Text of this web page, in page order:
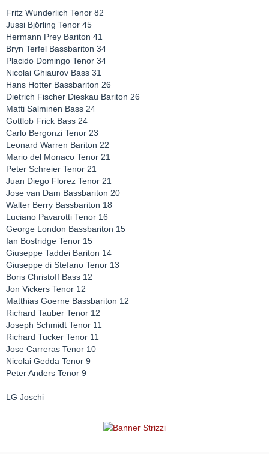
Fritz Wunderlich Tenor 82
Jussi Björling Tenor 45
Hermann Prey Bariton 41
Bryn Terfel Bassbariton 34
Placido Domingo Tenor 34
Nicolai Ghiaurov Bass 31
Hans Hotter Bassbariton 26
Dietrich Fischer Dieskau Bariton 26
Matti Salminen Bass 24
Gottlob Frick Bass 24
Carlo Bergonzi Tenor 23
Leonard Warren Bariton 22
Mario del Monaco Tenor 21
Peter Schreier Tenor 21
Juan Diego Florez Tenor 21
Jose van Dam Bassbariton 20
Walter Berry Bassbariton 18
Luciano Pavarotti Tenor 16
George London Bassbariton 15
Ian Bostridge Tenor 15
Giuseppe Taddei Bariton 14
Giuseppe di Stefano Tenor 13
Boris Christoff Bass 12
Jon Vickers Tenor 12
Matthias Goerne Bassbariton 12
Richard Tauber Tenor 12
Joseph Schmidt Tenor 11
Richard Tucker Tenor 11
Jose Carreras Tenor 10
Nicolai Gedda Tenor 9
Peter Anders Tenor 9
LG Joschi